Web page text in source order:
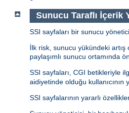
Sunucu Taraflı İçerik
SSI sayfaları bir sunucu
İlk risk, sunucu yükündeki artış
paylaşımlı sunucu ortamında
SSI sayfaları, CGI betikleriyle
aidiyetinde olduğu kullanıcının
SSI sayfalarının yararlı